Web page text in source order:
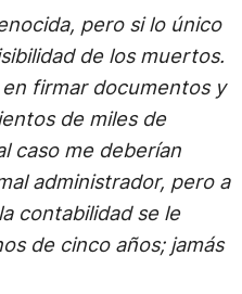
pero si lo único
de los muertos.
firmar documentos y
de miles de
caso me deberían
administrador, pero a
contabilidad se le
de cinco años; jamás